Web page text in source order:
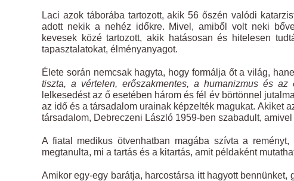
Laci azok táborába tartozott, akik 56 őszén valódi
adott nekik a nehéz időkre. Mivel, amiből volt neki
kevesek közé tartozott, akik hatásosan és hitelesen
tapasztalatokat, élményanyagot.
Élete során nemcsak hagyta, hogy formálja őt a világ,
tiszta, a vértelen, erőszakmentes, a humanizmus és
lelkesedést az ő esetében három és fél év börtönnel
az idő és a társadalom urainak képzelték magukat. Akiket
társadalom, Debreczeni László 1959-ben szabadult,
A fiatal medikus ötvenhatban magába szívta a
megtanulta, mi a tartás és a kitartás, amit példaként
Amikor egy-egy barátja, harcostársa itt hagyott